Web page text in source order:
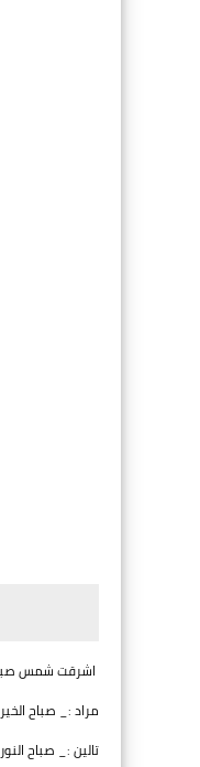
اشرقت شمس
مراد :_ صباح
تالين :_ صباح